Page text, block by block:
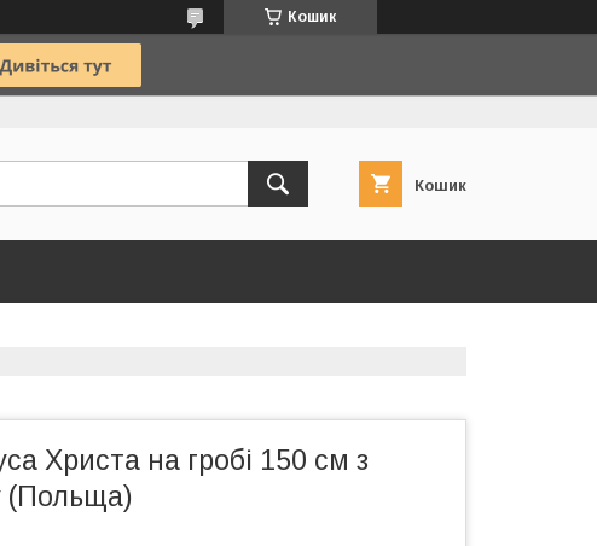
Кошик
Кошик
Христа на гробі 150 см з
(Польща)